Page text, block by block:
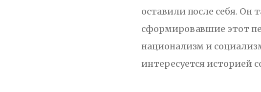
оставили после себя. Он
сформировавшие этот
национализм и
интересуется историей